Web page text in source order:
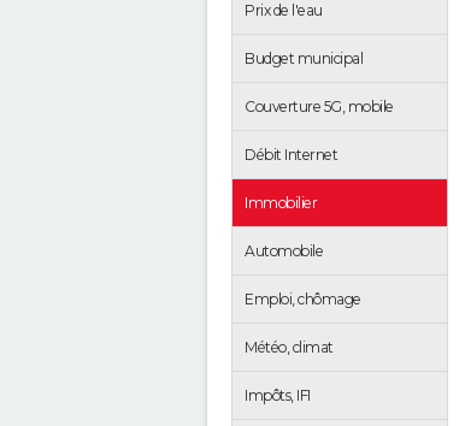
Prix de l'eau
Budget municipal
Couverture 5G, mobile
Débit Internet
Immobilier
Automobile
Emploi, chômage
Météo, climat
Impôts, IFI